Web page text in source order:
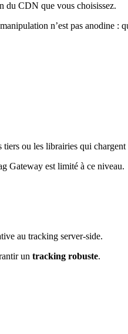
du CDN que vous choisissez.
n’est pas anodine :
ou les librairies qui chargent
Gateway est limité à ce niveau.
au tracking server-side.
un tracking robuste.